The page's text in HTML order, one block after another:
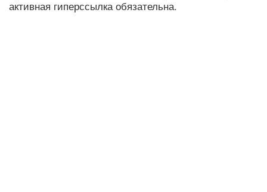
активная гиперссылка обязательна.